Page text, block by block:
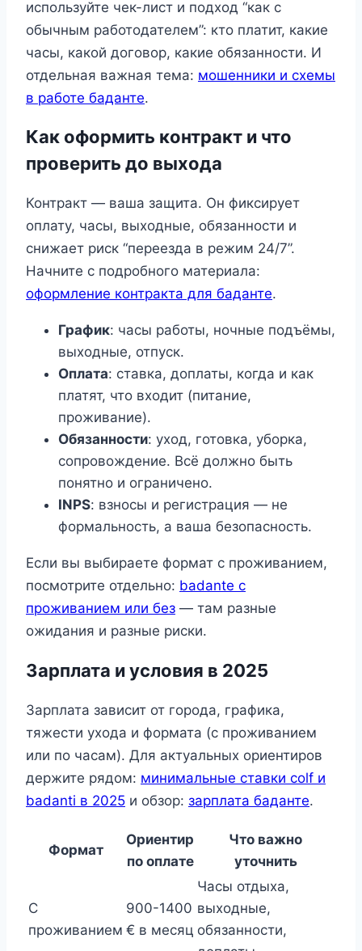
используйте чек-лист и подход “как с
обычным работодателем”: кто платит, какие
часы, какой договор, какие обязанности. И
отдельная важная тема: мошенники и схемы
в работе баданте.
Как оформить контракт и что
проверить до выхода
Контракт — ваша защита. Он фиксирует
оплату, часы, выходные, обязанности и
снижает риск “переезда в режим 24/7”.
Начните с подробного материала:
оформление контракта для баданте.
График: часы работы, ночные подъёмы,
выходные, отпуск.
Оплата: ставка, доплаты, когда и как
платят, что входит (питание,
проживание).
Обязанности: уход, готовка, уборка,
сопровождение. Всё должно быть
понятно и ограничено.
INPS: взносы и регистрация — не
формальность, а ваша безопасность.
Если вы выбираете формат с проживанием,
посмотрите отдельно: badante с
проживанием или без — там разные
ожидания и разные риски.
Зарплата и условия в 2025
Зарплата зависит от города, графика,
тяжести ухода и формата (с проживанием
или по часам). Для актуальных ориентиров
держите рядом: минимальные ставки colf и
badanti в 2025 и обзор: зарплата баданте.
Формат
Ориентир
по оплате
Что важно
уточнить
С
проживанием
900-1400
€ в месяц
Часы отдыха,
выходные,
обязанности,